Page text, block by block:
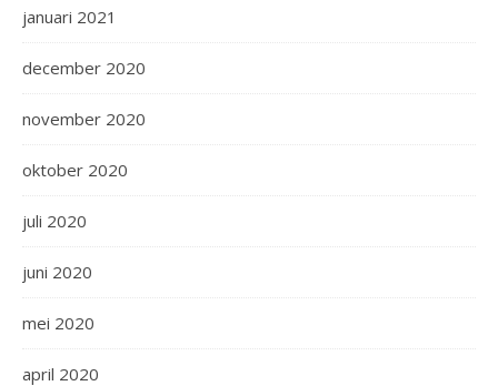
januari 2021
december 2020
november 2020
oktober 2020
juli 2020
juni 2020
mei 2020
april 2020